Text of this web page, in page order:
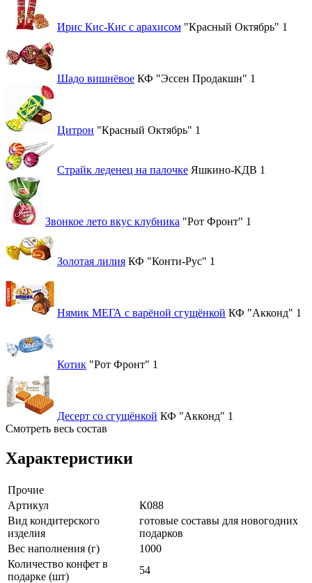
Ирис Кис-Кис с арахисом "Красный Октябрь" 1
Шадо вишнёвое КФ "Эссен Продакшн" 1
Цитрон "Красный Октябрь" 1
Страйк леденец на палочке Яшкино-КДВ 1
Звонкое лето вкус клубника "Рот Фронт" 1
Золотая лилия КФ "Конти-Рус" 1
Нямик МЕГА с варёной сгущёнкой КФ "Акконд" 1
Котик "Рот Фронт" 1
Десерт со сгущёнкой КФ "Акконд" 1
Смотреть весь состав
Характеристики
Прочие
Артикул
К088
Вид кондитерского
изделия
готовые составы для новогодних
подарков
Вес наполнения (г)
1000
Количество конфет в
подарке (шт)
54